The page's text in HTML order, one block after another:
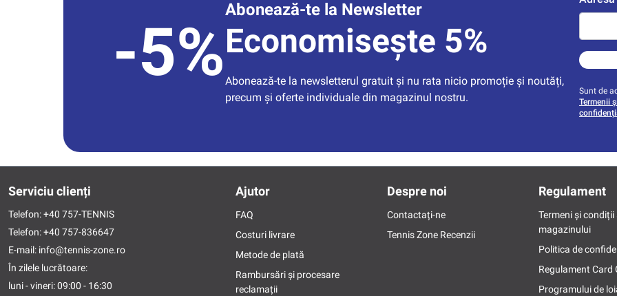
-5%
Abonează-te la Newsletter
Economisește 5%
Abonează-te la newsletterul gratuit și nu rata nicio promoție și noutăți,
precum și oferte individuale din magazinul nostru.
Sunt de
Termenii
Serviciu clienți
Telefon:+40 757-TENNIS
Telefon:+40 757-836647
E-mail: info@tennis-zone.ro
În zilele lucrătoare:
luni - vineri: 09:00 - 16:30
Ajutor
FAQ
Costuri livrare
Metode de plată
Rambursări și procesare
reclamații
Despre noi
Contactați-ne
Tennis Zone Recenzii
Regulament
Termeni și condiții
magazinului
Politica de
Regulament Card
Programului de